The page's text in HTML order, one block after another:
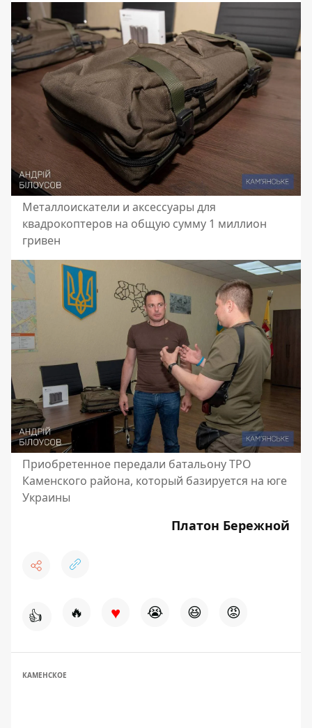
Металлоискатели и аксессуары для
квадрокоптеров на общую сумму 1 миллион
гривен
Приобретенное передали батальону ТРО
Каменского района, который базируется на юге
Украины
Платон Бережной
👍 🔥 ♥ 😭 😆 😡
КАМЕНСКОЕ